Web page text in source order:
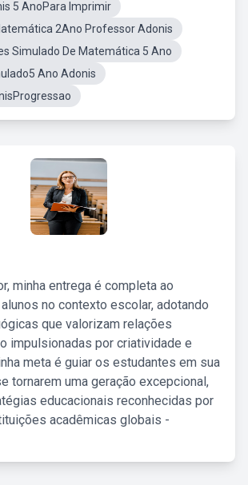
5 AnoPara Imprimir
2Ano Professor Adonis
Simulado De Matemática 5 Ano
Ano Adonis
minha entrega é completa ao
no contexto escolar, adotando
que valorizam relações
impulsionadas por criatividade e
meta é guiar os estudantes em sua
tornarem uma geração excepcional,
educacionais reconhecidas por
acadêmicas globais -